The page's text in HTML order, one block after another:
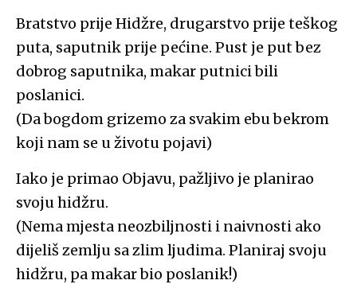
Bratstvo prije Hidžre, drugarstvo prije teškog
puta, saputnik prije pećine. Pust je put bez
dobrog saputnika, makar putnici bili
poslanici.
(Da bogdom grizemo za svakim ebu bekrom
koji nam se u životu pojavi)
Iako je primao Objavu, pažljivo je planirao
svoju hidžru.
(Nema mjesta neozbiljnosti i naivnosti ako
dijeliš zemlju sa zlim ljudima. Planiraj svoju
hidžru, pa makar bio poslanik!)